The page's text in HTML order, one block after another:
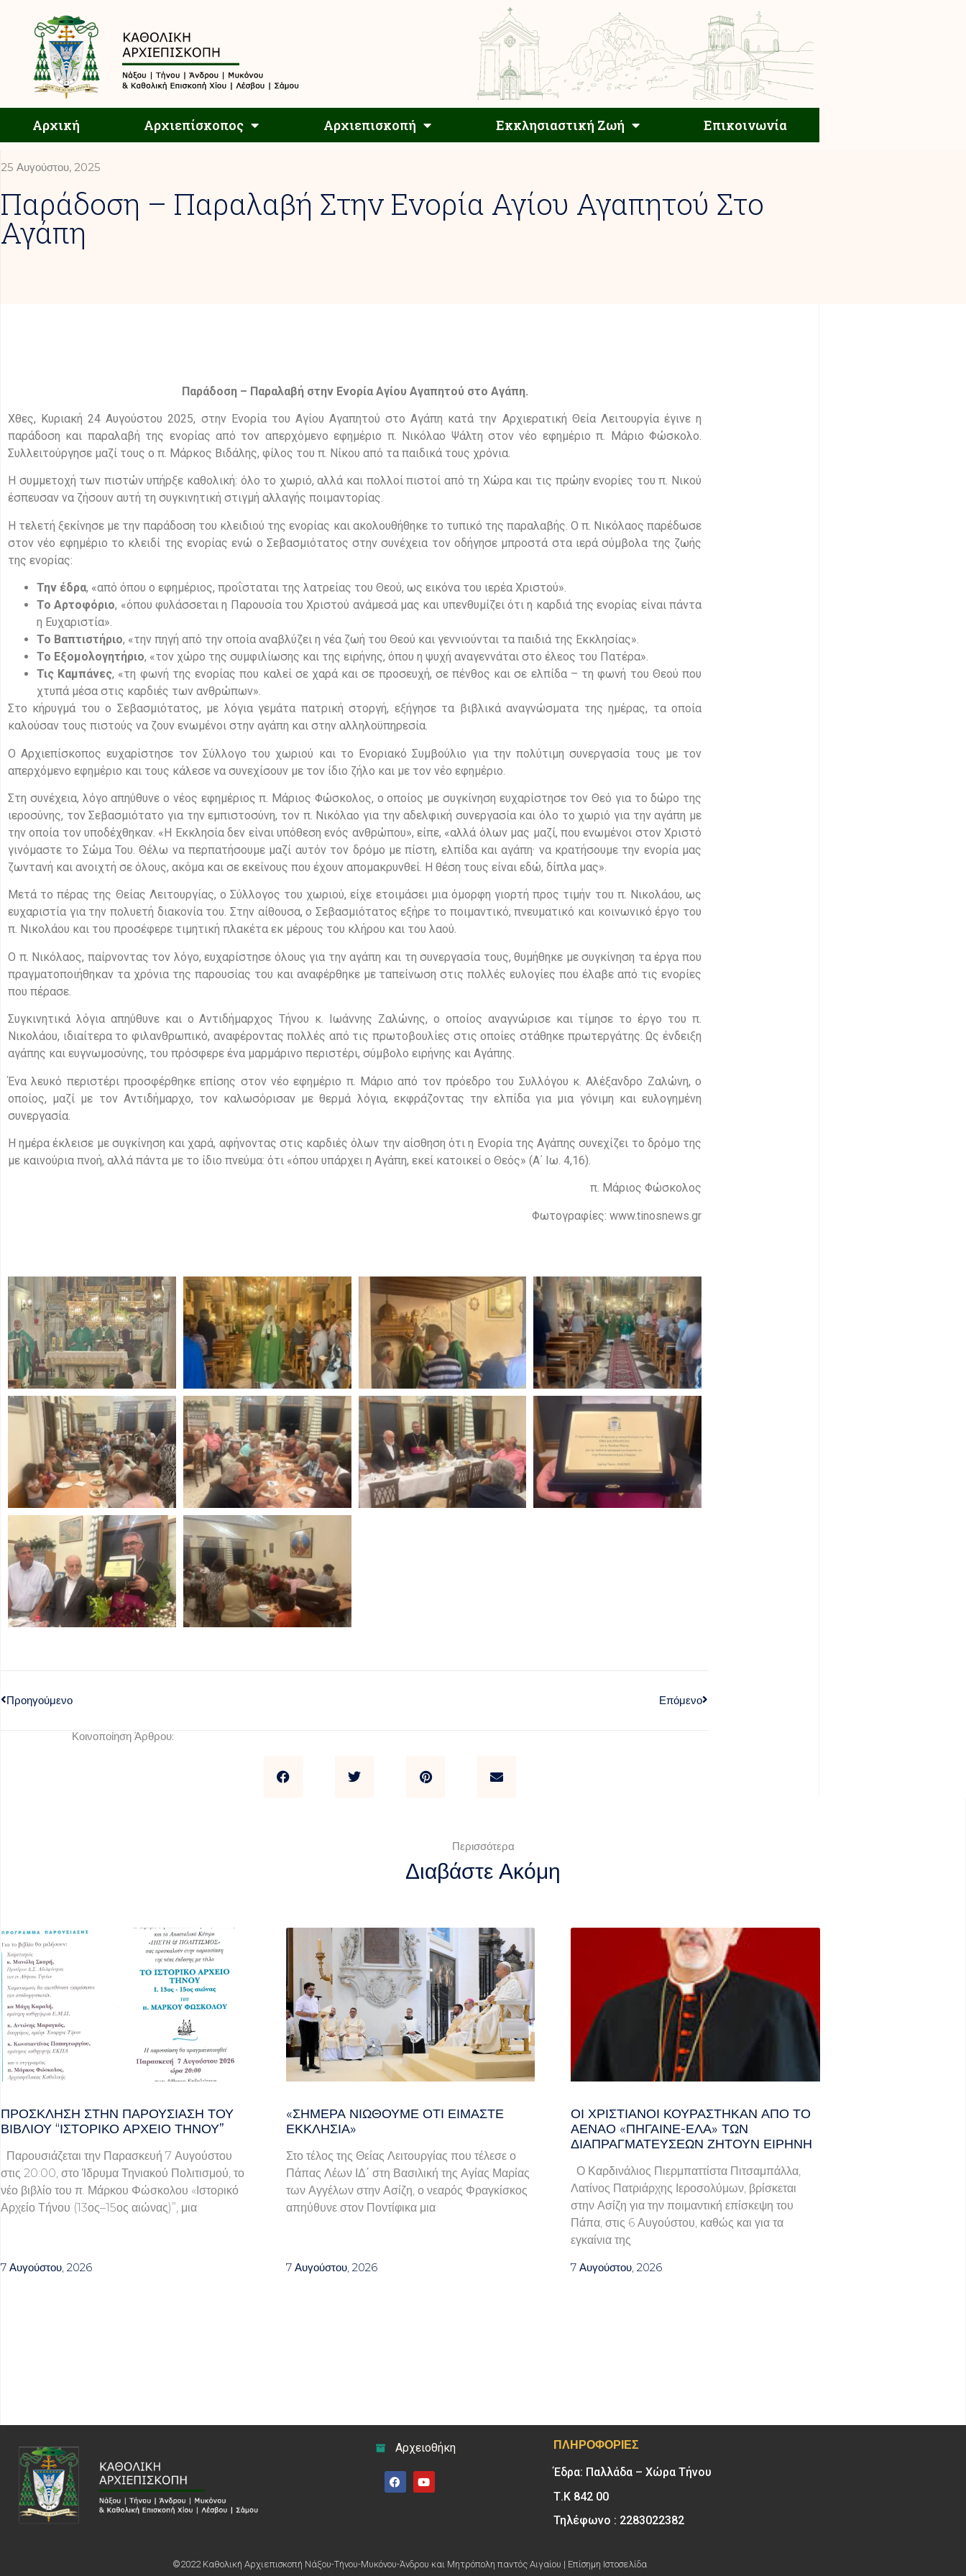
Αρχική Αρχιεπίσκοπος Αρχιεπισκοπή Εκκλησιαστική Ζωή Επικοινωνία
Αρχιεπισκοπή Εκκλησιαστική Ζωή Επικοινωνία
25 Αυγούστου, 2025
Παράδοση – Παραλαβή Στην Ενορία Αγίου Αγαπητού Στο
Αγάπη
Παράδοση – Παραλαβή στην Ενορία Αγίου Αγαπητού στο Αγάπη.
Χθες, Κυριακή 24 Αυγούστου 2025, στην Ενορία του Αγίου Αγαπητού στο Αγάπη κατά την Αρχιερατική Θεία Λειτουργία έγινε η
παράδοση και παραλαβή της ενορίας από τον απερχόμενο εφημέριο π. Νικόλαο Ψάλτη στον νέο εφημέριο π. Μάριο Φώσκολο.
Συλλειτούργησε μαζί τους ο π. Μάρκος Βιδάλης, φίλος του π. Νίκου από τα παιδικά τους χρόνια.
Η συμμετοχή των πιστών υπήρξε καθολική: όλο το χωριό, αλλά και πολλοί πιστοί από τη Χώρα και τις πρώην ενορίες του π. Νικού
έσπευσαν να ζήσουν αυτή τη συγκινητική στιγμή αλλαγής ποιμαντορίας.
Η τελετή ξεκίνησε με την παράδοση του κλειδιού της ενορίας και ακολουθήθηκε το τυπικό της παραλαβής. Ο π. Νικόλαος παρέδωσε
στον νέο εφημέριο το κλειδί της ενορίας ενώ ο Σεβασμιότατος στην συνέχεια τον οδήγησε μπροστά στα ιερά σύμβολα της ζωής
της ενορίας:
Την έδρα, «από όπου ο εφημέριος, προΐσταται της λατρείας του Θεού, ως εικόνα του ιερέα Χριστού».
Το Αρτοφόριο, «όπου φυλάσσεται η Παρουσία του Χριστού ανάμεσά μας και υπενθυμίζει ότι η καρδιά της ενορίας είναι πάντα
η Ευχαριστία».
Το Βαπτιστήριο, «την πηγή από την οποία αναβλύζει η νέα ζωή του Θεού και γεννιούνται τα παιδιά της Εκκλησίας».
Το Εξομολογητήριο, «τον χώρο της συμφιλίωσης και της ειρήνης, όπου η ψυχή αναγεννάται στο έλεος του Πατέρα».
Τις Καμπάνες, «τη φωνή της ενορίας που καλεί σε χαρά και σε προσευχή, σε πένθος και σε ελπίδα – τη φωνή του Θεού που
χτυπά μέσα στις καρδιές των ανθρώπων».
Στο κήρυγμά του ο Σεβασμιότατος, με λόγια γεμάτα πατρική στοργή, εξήγησε τα βιβλικά αναγνώσματα της ημέρας, τα οποία
καλούσαν τους πιστούς να ζουν ενωμένοι στην αγάπη και στην αλληλοϋπηρεσία.
Ο Αρχιεπίσκοπος ευχαρίστησε τον Σύλλογο του χωριού και το Ενοριακό Συμβούλιο για την πολύτιμη συνεργασία τους με τον
απερχόμενο εφημέριο και τους κάλεσε να συνεχίσουν με τον ίδιο ζήλο και με τον νέο εφημέριο.
Στη συνέχεια, λόγο απηύθυνε ο νέος εφημέριος π. Μάριος Φώσκολος, ο οποίος με συγκίνηση ευχαρίστησε τον Θεό για το δώρο της
ιεροσύνης, τον Σεβασμιότατο για την εμπιστοσύνη, τον π. Νικόλαο για την αδελφική συνεργασία και όλο το χωριό για την αγάπη με
την οποία τον υποδέχθηκαν. «Η Εκκλησία δεν είναι υπόθεση ενός ανθρώπου», είπε, «αλλά όλων μας μαζί, που ενωμένοι στον Χριστό
γινόμαστε το Σώμα Του. Θέλω να περπατήσουμε μαζί αυτόν τον δρόμο με πίστη, ελπίδα και αγάπη· να κρατήσουμε την ενορία μας
ζωντανή και ανοιχτή σε όλους, ακόμα και σε εκείνους που έχουν απομακρυνθεί. Η θέση τους είναι εδώ, δίπλα μας».
Μετά το πέρας της Θείας Λειτουργίας, ο Σύλλογος του χωριού, είχε ετοιμάσει μια όμορφη γιορτή προς τιμήν του π. Νικολάου, ως
ευχαριστία για την πολυετή διακονία του. Στην αίθουσα, ο Σεβασμιότατος εξήρε το ποιμαντικό, πνευματικό και κοινωνικό έργο του
π. Νικολάου και του προσέφερε τιμητική πλακέτα εκ μέρους του κλήρου και του λαού.
Ο π. Νικόλαος, παίρνοντας τον λόγο, ευχαρίστησε όλους για την αγάπη και τη συνεργασία τους, θυμήθηκε με συγκίνηση τα έργα που
πραγματοποιήθηκαν τα χρόνια της παρουσίας του και αναφέρθηκε με ταπείνωση στις πολλές ευλογίες που έλαβε από τις ενορίες
που πέρασε.
Συγκινητικά λόγια απηύθυνε και ο Αντιδήμαρχος Τήνου κ. Ιωάννης Ζαλώνης, ο οποίος αναγνώρισε και τίμησε το έργο του π.
Νικολάου, ιδιαίτερα το φιλανθρωπικό, αναφέροντας πολλές από τις πρωτοβουλίες στις οποίες στάθηκε πρωτεργάτης. Ως ένδειξη
αγάπης και ευγνωμοσύνης, του πρόσφερε ένα μαρμάρινο περιστέρι, σύμβολο ειρήνης και Αγάπης.
Ένα λευκό περιστέρι προσφέρθηκε επίσης στον νέο εφημέριο π. Μάριο από τον πρόεδρο του Συλλόγου κ. Αλέξανδρο Ζαλώνη, ο
οποίος, μαζί με τον Αντιδήμαρχο, τον καλωσόρισαν με θερμά λόγια, εκφράζοντας την ελπίδα για μια γόνιμη και ευλογημένη
συνεργασία.
Η ημέρα έκλεισε με συγκίνηση και χαρά, αφήνοντας στις καρδιές όλων την αίσθηση ότι η Ενορία της Αγάπης συνεχίζει το δρόμο της
με καινούρια πνοή, αλλά πάντα με το ίδιο πνεύμα: ότι «όπου υπάρχει η Αγάπη, εκεί κατοικεί ο Θεός» (Α΄ Ιω. 4,16).
π. Μάριος Φώσκολος
Φωτογραφίες: www.tinosnews.gr
Προηγούμενο Επόμενο
Κοινοποίηση Άρθρου:
Περισσότερα
Διαβάστε Ακόμη
ΠΡΌΣΚΛΗΣΗ ΣΤΗΝ ΠΑΡΟΥΣΊΑΣΗ ΤΟΥ
ΒΙΒΛΊΟΥ “ΙΣΤΟΡΙΚΌ ΑΡΧΕΊΟ ΤΉΝΟΥ”
Παρουσιάζεται την Παρασκευή 7 Αυγούστου
στις 20:00, στο Ίδρυμα Τηνιακού Πολιτισμού, το
νέο βιβλίο του π. Μάρκου Φώσκολου «Ιστορικό
Αρχείο Τήνου (13ος–15ος αιώνας)”, μια
7 Αυγούστου, 2026
«ΣΉΜΕΡΑ ΝΙΏΘΟΥΜΕ ΌΤΙ ΕΊΜΑΣΤΕ
ΕΚΚΛΗΣΊΑ»
Στο τέλος της Θείας Λειτουργίας που τέλεσε ο
Πάπας Λέων ΙΔ΄ στη Βασιλική της Αγίας Μαρίας
των Αγγέλων στην Ασίζη, ο νεαρός Φραγκίσκος
απηύθυνε στον Ποντίφικα μια
7 Αυγούστου, 2026
ΟΙ ΧΡΙΣΤΙΑΝΟΊ ΚΟΥΡΆΣΤΗΚΑΝ ΑΠΌ ΤΟ
ΑΈΝΑΟ «ΠΉΓΑΙΝΕ-ΈΛΑ» ΤΩΝ
ΔΙΑΠΡΑΓΜΑΤΕΎΣΕΩΝ ΖΗΤΟΎΝ ΕΙΡΉΝΗ
Ο Καρδινάλιος Πιερμπαττίστα Πιτσαμπάλλα,
Λατίνος Πατριάρχης Ιεροσολύμων, βρίσκεται
στην Ασίζη για την ποιμαντική επίσκεψη του
Πάπα, στις 6 Αυγούστου, καθώς και για τα
εγκαίνια της
7 Αυγούστου, 2026
Αρχειοθήκη
ΠΛΗΡΟΦΟΡΊΕΣ
Έδρα: Παλλάδα – Χώρα Τήνου
Τ.Κ 842 00
Τηλέφωνο : 2283022382
©2022 Καθολική Αρχιεπισκοπή Νάξου-Τήνου-Μυκόνου-Άνδρου και Μητρόπολη παντός Αιγαίου | Επίσημη Ιστοσελίδα